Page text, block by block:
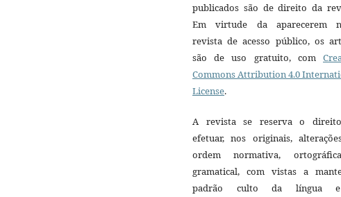
publicados são de direito da
Em virtude da aparecerem
revista de acesso público, os
são de uso gratuito, com
Commons Attribution 4.0
License.
A revista se reserva o
efetuar, nos originais,
ordem normativa,
gramatical, com vistas a
padrão culto da língua